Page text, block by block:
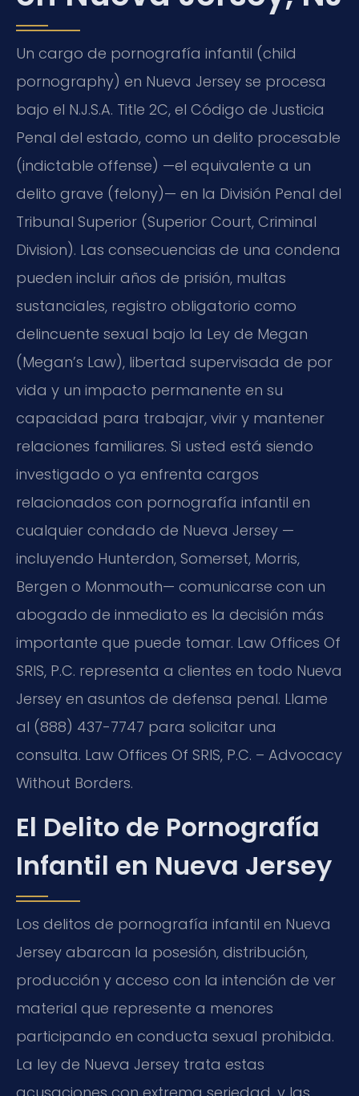
Un cargo de pornografía infantil (child
pornography) en Nueva Jersey se procesa
bajo el N.J.S.A. Title 2C, el Código de Justicia
Penal del estado, como un delito procesable
(indictable offense) —el equivalente a un
delito grave (felony)— en la División Penal del
Tribunal Superior (Superior Court, Criminal
Division). Las consecuencias de una condena
pueden incluir años de prisión, multas
sustanciales, registro obligatorio como
delincuente sexual bajo la Ley de Megan
(Megan’s Law), libertad supervisada de por
vida y un impacto permanente en su
capacidad para trabajar, vivir y mantener
relaciones familiares. Si usted está siendo
investigado o ya enfrenta cargos
relacionados con pornografía infantil en
cualquier condado de Nueva Jersey —
incluyendo Hunterdon, Somerset, Morris,
Bergen o Monmouth— comunicarse con un
abogado de inmediato es la decisión más
importante que puede tomar. Law Offices Of
SRIS, P.C. representa a clientes en todo Nueva
Jersey en asuntos de defensa penal. Llame
al (888) 437-7747 para solicitar una
consulta. Law Offices Of SRIS, P.C. – Advocacy
Without Borders.
El Delito de Pornografía
Infantil en Nueva Jersey
Los delitos de pornografía infantil en Nueva
Jersey abarcan la posesión, distribución,
producción y acceso con la intención de ver
material que represente a menores
participando en conducta sexual prohibida.
La ley de Nueva Jersey trata estas